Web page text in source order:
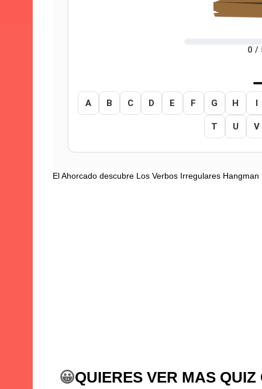
El Ahorcado descubre Los Verbos Irregulares Hangman
😀QUIERES VER MAS